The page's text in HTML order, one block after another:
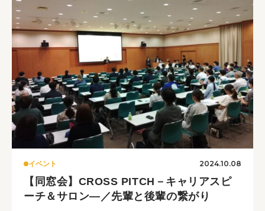
イベント 2024.10.08
【同窓会】CROSS PITCH－キャリアスピ
ーチ＆サロン―／先輩と後輩の繋がり